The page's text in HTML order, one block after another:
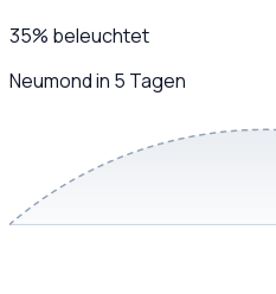
35% beleuchtet
Neumond in 5 Tagen